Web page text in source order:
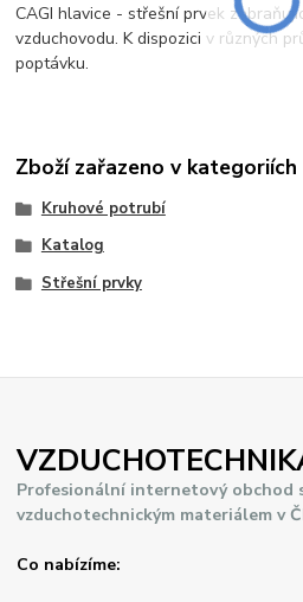
CAGI hlavice - střešní prvek
vzduchovodu. K dispozici v různých
poptávku.
Zboží zařazeno v kategoriích
Kruhové potrubí
Katalog
Střešní prvky
Profesionální internetový obchod
vzduchotechnickým materiálem v
Co nabízíme: